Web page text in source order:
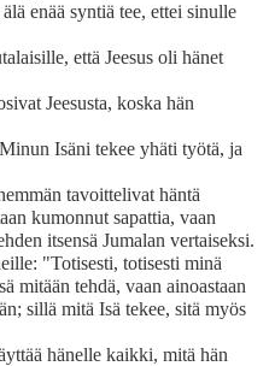
enää syntiä tee, ettei sinulle
että Jeesus oli hänet
Jeesusta, koska hän
Isäni tekee yhäti työtä, ja
tavoittelivat häntä
kumonnut sapattia, vaan
itsensä Jumalan vertaiseksi.
"Totisesti, totisesti minä
mitään tehdä, vaan ainoastaan
sillä mitä Isä tekee, sitä myös
hänelle kaikki, mitä hän